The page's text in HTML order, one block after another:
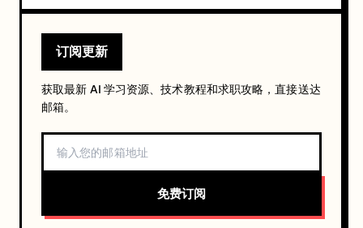
订阅更新
获取最新 AI 学习资源、技术教程和求职攻略，直接送达
邮箱。
免费订阅